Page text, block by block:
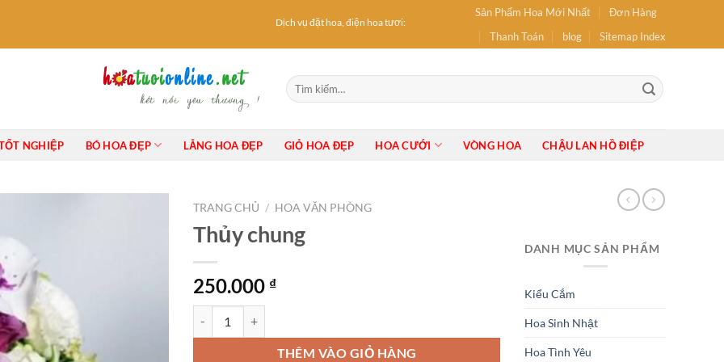
Dịch vụ đặt hoa, điện hoa tươi: hoa Sinh Nhật, hoa Khai Trương, Hoa tốt nghiệp, Bó Hoa, Lẵng Hoa, Giỏ
Sản Phẩm Hoa Mới Nhất
Đơn Hàng
Thanh Toán
blog Sitemap Index
Tìm
kiếm:
NGHIỆP BÓ HOA ĐẸP LẴNG HOA ĐẸP GIỎ HOA ĐẸP HOA CƯỚI VÒNG HOA CHẬU LAN HỒ ĐIỆP
TRANG CHỦ / HOA VĂN PHÒNG
Thủy chung
250.000 ₫
THÊM VÀO GIỎ HÀNG
DANH MỤC SẢN PHẨM
Kiểu Cắm
Hoa Sinh Nhật
Hoa Tình Yêu